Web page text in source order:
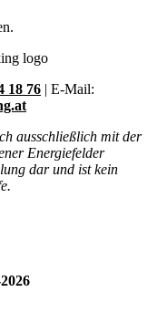
18 76 | E-Mail:
ausschließlich mit der
Energiefelder
dar und ist kein